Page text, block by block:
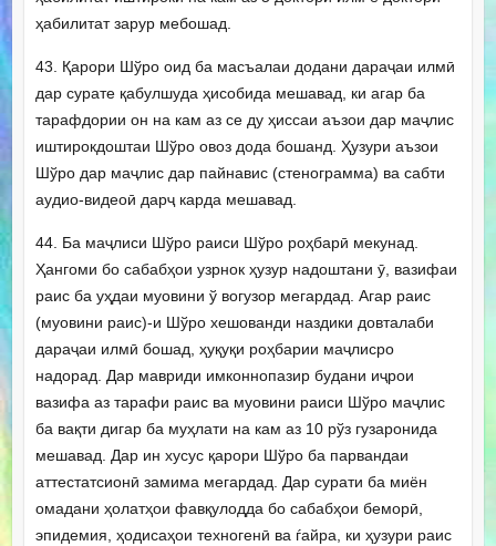
ҳабилитат зарур мебошад.
43. Қарори Шўро оид ба масъалаи додани дараҷаи илмӣ
дар сурате қабулшуда ҳисобида мешавад, ки агар ба
тарафдории он на кам аз се ду ҳиссаи аъзои дар маҷлис
иштирокдоштаи Шўро овоз дода бошанд. Ҳузури аъзои
Шўро дар маҷлис дар пайнавис (стенограмма) ва сабти
аудио-видеоӣ дарҷ карда мешавад.
44. Ба маҷлиси Шўро раиси Шўро роҳбарӣ мекунад.
Ҳангоми бо сабабҳои узрнок ҳузур надоштани ӯ, вазифаи
раис ба уҳдаи муовини ў вогузор мегардад. Агар раис
(муовини раис)-и Шўро хешованди наздики довталаби
дараҷаи илмӣ бошад, ҳуқуқи роҳбарии маҷлисро
надорад. Дар мавриди имконнопазир будани иҷрои
вазифа аз тарафи раис ва муовини раиси Шўро маҷлис
ба вақти дигар ба муҳлати на кам аз 10 рўз гузаронида
мешавад. Дар ин хусус қарори Шўро ба парвандаи
аттестатсионӣ замима мегардад. Дар сурати ба миён
омадани ҳолатҳои фавқулодда бо сабабҳои беморӣ,
эпидемия, ҳодисаҳои техногенӣ ва ѓайра, ки ҳузури раис